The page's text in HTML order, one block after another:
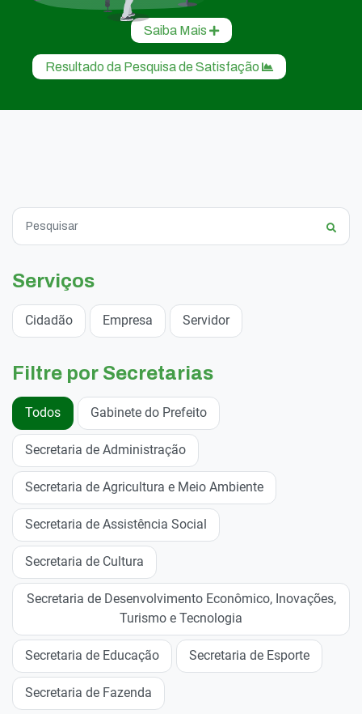
Saiba Mais
Resultado da Pesquisa de Satisfação
Serviços
Cidadão Empresa Servidor
Filtre por Secretarias
Todos Gabinete do Prefeito
Secretaria de Administração
Secretaria de Agricultura e Meio Ambiente
Secretaria de Assistência Social
Secretaria de Cultura
Secretaria de Desenvolvimento Econômico, Inovações,
Turismo e Tecnologia
Secretaria de Educação Secretaria de Esporte
Secretaria de Fazenda